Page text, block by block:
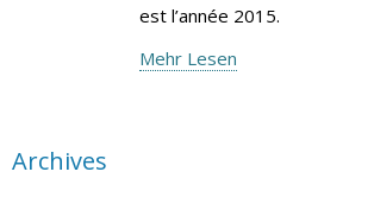
est l’année 2015.
Mehr Lesen
Archives